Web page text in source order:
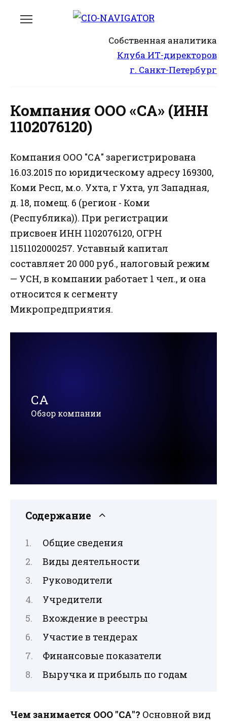
Собственная аналитика
Клуба ИТ-директоров
г. Санкт-Петербург
Компания ООО «СА» (ИНН
1102076120)
Компания ООО "СА" зарегистрирована
16.03.2015 по юридическому адресу 169300,
Коми Респ, м.о. Ухта, г Ухта, ул Западная,
д. 18, помещ. 6 (регион - Коми
(Республика)). При регистрации
присвоен ИНН 1102076120, ОГРН
1151102000257. Уставный капитал
составляет 20 000 руб., налоговый режим
— УСН, в компании работает 1 чел., и она
относится к сегменту
Микропредприятия.
СА
Обзор компании
Содержание
Общие сведения
Виды деятельности
Руководители
Учредители
Вхождение в реестры
Участие в тендерах
Финансовые показатели
Выручка и прибыль по годам
Чем занимается ООО "СА"? Основной вид